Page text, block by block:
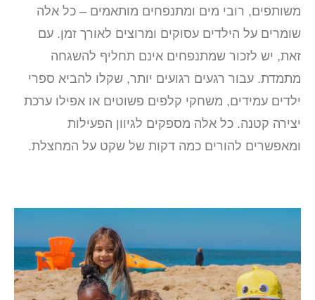
משותפים, רובי מים ומתנפחים מותאמים – כל אלה
שומרים על הילדים עסוקים ומרוצים לאורך זמן. עם
זאת, יש לזכור שמתנפחים אינם תחליף להשגחה
מתמדת. עבור רגעים רגועים יותר, שקלו להביא ספרי
ילדים עמידים, משחקי קלפים פשוטים או אפילו ערכת
יצירה קטנה. כל אלה מספקים לגיוון הפעילות
ומאפשרים להורים כמה דקות של שקט על המחצלת.